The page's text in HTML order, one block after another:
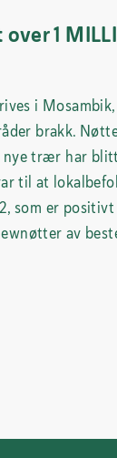
1
i
brakk.
nye trær har
til at
som er
av